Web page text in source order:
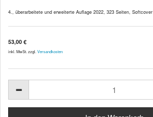
4., überarbeitete und erweiterte Auflage 2022, 323 Seiten, Softcover
53,00 €
inkl. MwSt. zzgl. Versandkosten